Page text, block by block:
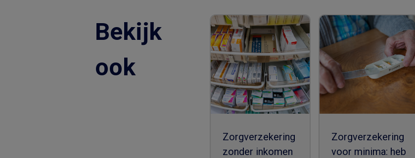
Bekijk
ook
Zorgverzekering
zonder inkomen
Zorgverzekering
voor minima: heb